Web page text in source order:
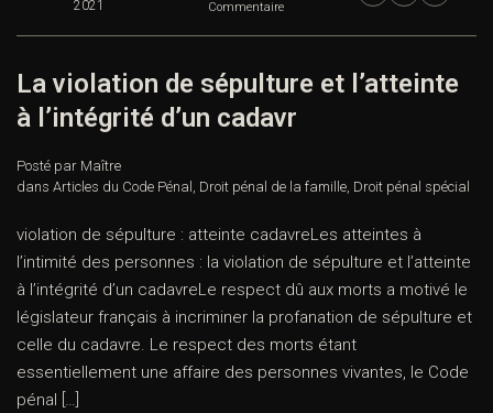
2021 Commentaire
La violation de sépulture et l’atteinte
à l’intégrité d’un cadavr
Posté par Maître
dans Articles du Code Pénal , Droit pénal de la famille, Droit pénal spécial
violation de sépulture : atteinte cadavreLes atteintes à
l’intimité des personnes : la violation de sépulture et l’atteinte
à l’intégrité d’un cadavreLe respect dû aux morts a motivé le
législateur français à incriminer la profanation de sépulture et
celle du cadavre. Le respect des morts étant
essentiellement une affaire des personnes vivantes, le Code
pénal […]